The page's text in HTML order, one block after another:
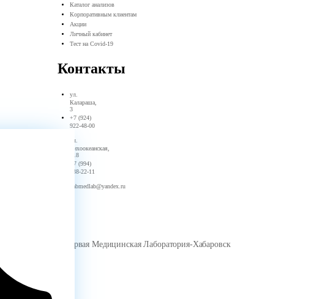
Каталог анализов
Корпоративным клиентам
Акции
Личный кабинет
Тест на Covid-19
Контакты
ул. ​
Калараша,
3
+7 (924)
922-48-00
ул. ​
Тихоокеанская,
118
+7 (994)
138-22-11
habmedlab@yandex.ru
ООО Первая Медицинская Лаборатория-Хабаровск